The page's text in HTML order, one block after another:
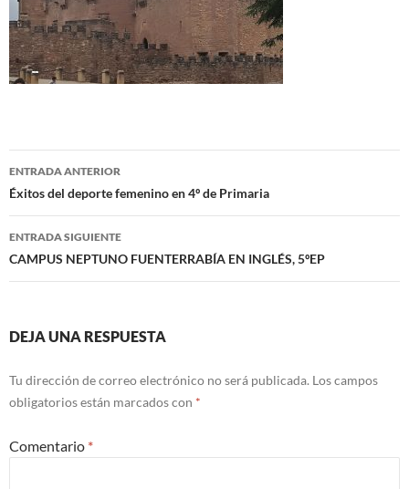
Navegación
de
entradas
ENTRADA ANTERIOR
Éxitos del deporte femenino en 4º de Primaria
ENTRADA SIGUIENTE
CAMPUS NEPTUNO FUENTERRABÍA EN INGLÉS, 5ºEP
DEJA UNA RESPUESTA
Tu dirección de correo electrónico no será publicada. Los campos
obligatorios están marcados con *
Comentario *